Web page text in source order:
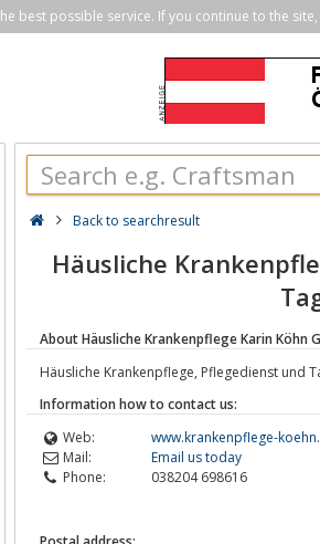
best possible service. If you continue to the
Back to searchresult
Häusliche
About Häusliche Krankenpflege Karin Köhn
Häusliche Krankenpflege, Pflegedienst und
Information how to contact us:
Web:
www.krankenpflege-
Mail:
Email us today
Phone:
038204 698616